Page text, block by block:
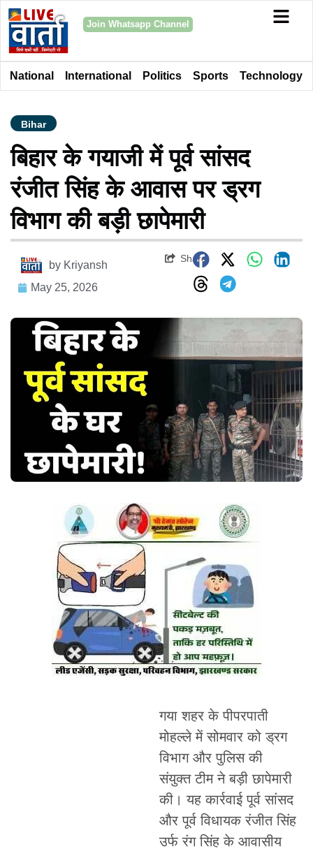
Join Whatsapp Channel
National International Politics Sports Technology
Bihar
बिहार के गयाजी में पूर्व सांसद
रंजीत सिंह के आवास पर ड्रग
विभाग की बड़ी छापेमारी
by Kriyansh
May 25, 2026
Share
गया शहर के पीपरपाती
मोहल्ले में सोमवार को ड्रग
विभाग और पुलिस की
संयुक्त टीम ने बड़ी छापेमारी
की। यह कार्रवाई पूर्व सांसद
और पूर्व विधायक रंजीत सिंह
उर्फ रंग सिंह के आवासीय